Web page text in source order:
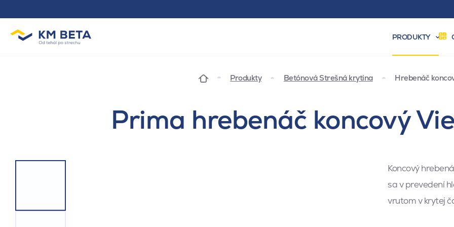
PRODUKTY
Produkty Betónová Strešná krytina Hrebenáč
Prima hrebenáč koncový
Koncový
sa v prevedení
vrutom v krytej